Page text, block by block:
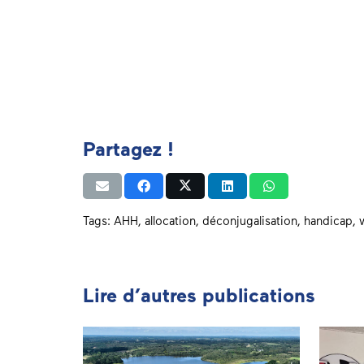
Partagez !
Tags: AHH, allocation, déconjugalisation, handicap,
Lire d’autres publications